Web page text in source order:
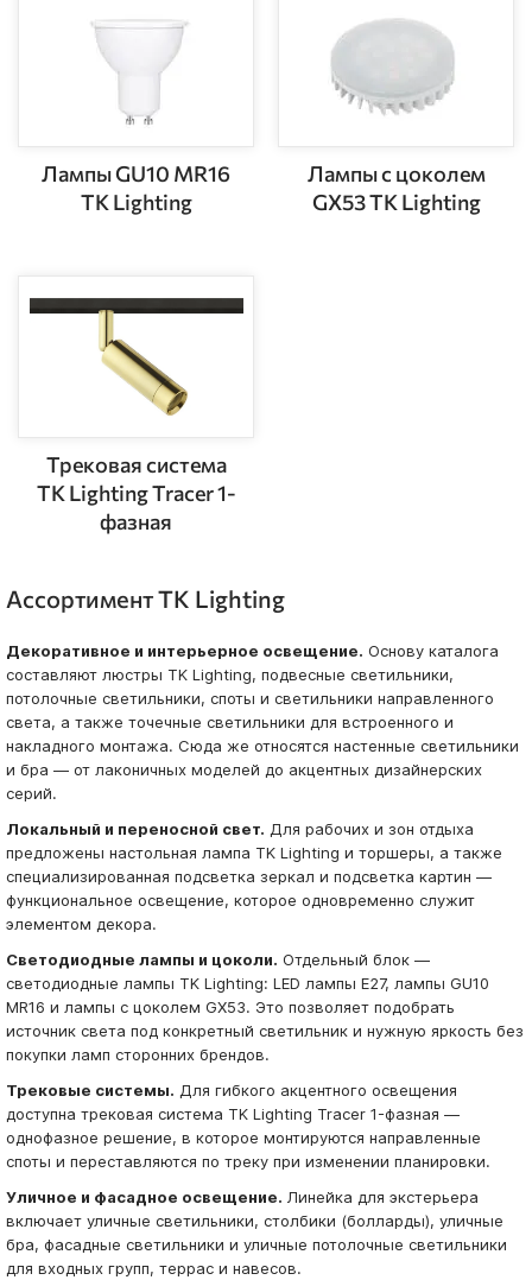
Лампы GU10 MR16
TK Lighting
Лампы с цоколем
GX53 TK Lighting
Трековая система
TK Lighting Tracer 1-
фазная
Ассортимент TK Lighting
Декоративное и интерьерное освещение. Основу каталога
составляют люстры TK Lighting, подвесные светильники,
потолочные светильники, споты и светильники направленного
света, а также точечные светильники для встроенного и
накладного монтажа. Сюда же относятся настенные светильники
и бра — от лаконичных моделей до акцентных дизайнерских
серий.
Локальный и переносной свет. Для рабочих и зон отдыха
предложены настольная лампа TK Lighting и торшеры, а также
специализированная подсветка зеркал и подсветка картин —
функциональное освещение, которое одновременно служит
элементом декора.
Светодиодные лампы и цоколи. Отдельный блок —
светодиодные лампы TK Lighting: LED лампы E27, лампы GU10
MR16 и лампы с цоколем GX53. Это позволяет подобрать
источник света под конкретный светильник и нужную яркость без
покупки ламп сторонних брендов.
Трековые системы. Для гибкого акцентного освещения
доступна трековая система TK Lighting Tracer 1-фазная —
однофазное решение, в которое монтируются направленные
споты и переставляются по треку при изменении планировки.
Уличное и фасадное освещение. Линейка для экстерьера
включает уличные светильники, столбики (болларды), уличные
бра, фасадные светильники и уличные потолочные светильники
для входных групп, террас и навесов.